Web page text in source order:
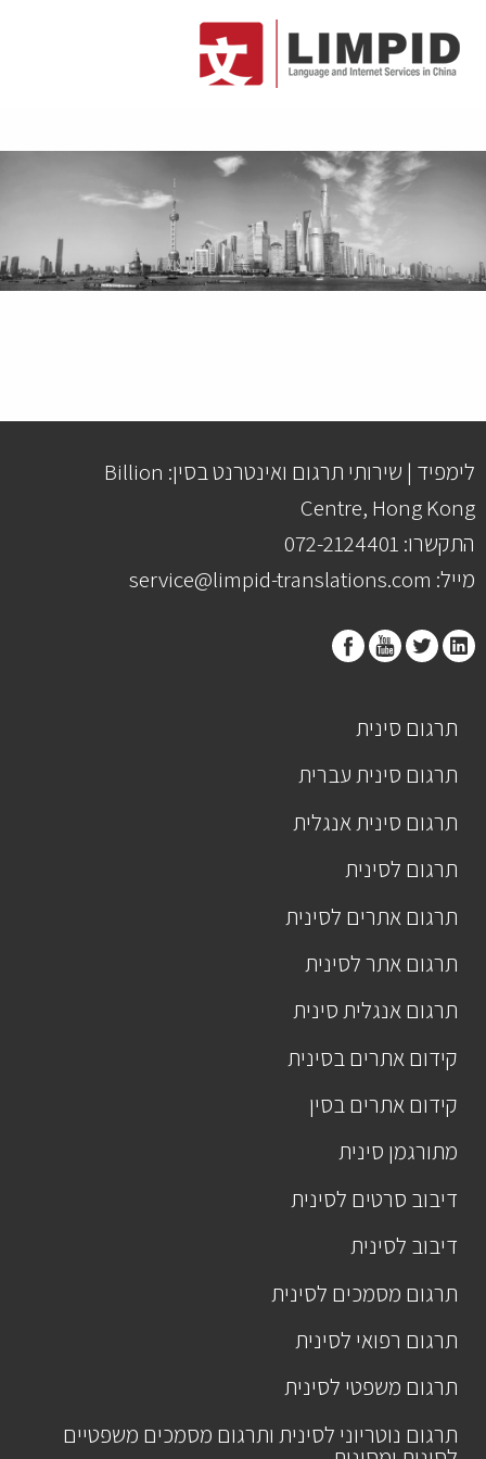
לימפיד | שירותי תרגום ואינטרנט בסין: Billion
Centre, Hong Kong
התקשרו: 072-2124401
מייל: service@limpid-translations.com
תרגום סינית
תרגום סינית עברית
תרגום סינית אנגלית
תרגום לסינית
תרגום אתרים לסינית
תרגום אתר לסינית
תרגום אנגלית סינית
קידום אתרים בסינית
קידום אתרים בסין
מתורגמן סינית
דיבוב סרטים לסינית
דיבוב לסינית
תרגום מסמכים לסינית
תרגום רפואי לסינית
תרגום משפטי לסינית
תרגום נוטריוני לסינית ותרגום מסמכים משפטיים